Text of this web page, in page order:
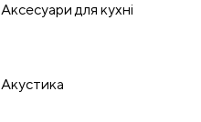
Аксесуари для кухні
Акустика